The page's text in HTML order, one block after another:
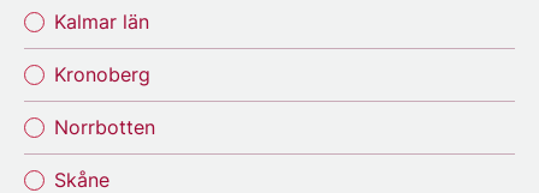
Kalmar län
Kronoberg
Norrbotten
Skåne